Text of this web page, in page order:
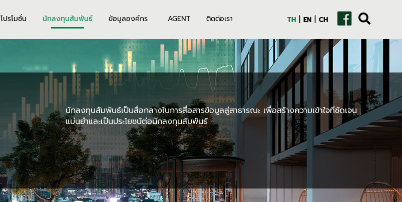
โปรโมชั่น นักลงทุนสัมพันธ์ ข้อมูลองค์กร AGENT ติดต่อเรา TH | EN | CH
นักลงทุนสัมพันธ์เป็นสื่อกลางในการสื่อสารข้อมูลสู่สาธารณะ เพื่อสร้างความเข้าใจที่ชัดเจน
แม่นยำและเป็นประโยชน์ต่อนักลงทุนสัมพันธ์